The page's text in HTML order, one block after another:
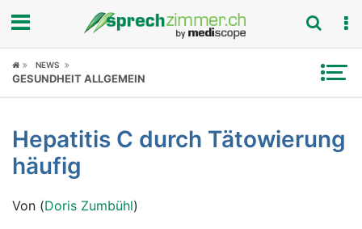
Fokus
Symptome
Untersuchungen
NEWS
GESUNDHEIT ALLGEMEIN
Hepatitis C durch Tätowierung
häufig
Von (Doris Zumbühl)